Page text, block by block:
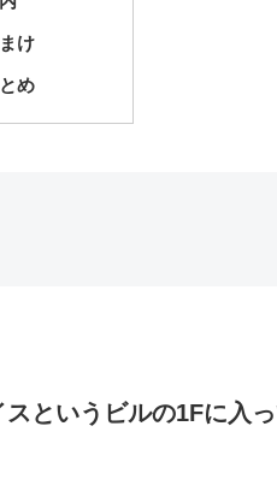
け
め
というビルの1Fに入っ